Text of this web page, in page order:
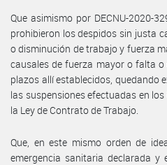
Que asimismo por DECNU-2020-
prohibieron los despidos sin justa
o disminución de trabajo y fuerza
causales de fuerza mayor o falta
plazos allí establecidos, quedando
las suspensiones efectuadas en
la Ley de Contrato de Trabajo.
Que, en este mismo orden de
emergencia sanitaria declarada y